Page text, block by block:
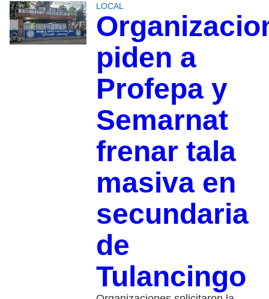
LOCAL
piden a
Profepa y
Semarnat
frenar tala
masiva en
secundaria
de
Tulancingo